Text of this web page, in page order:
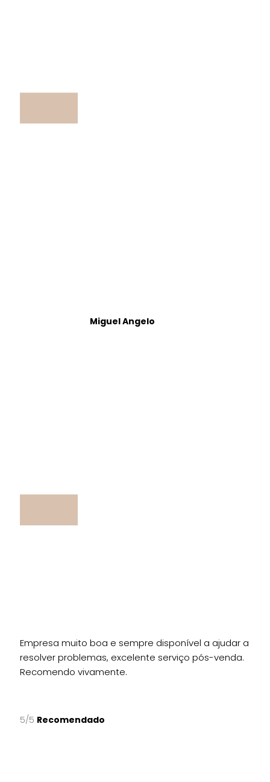
Miguel Angelo
Empresa muito boa e sempre disponível a ajudar a
resolver problemas, excelente serviço pós-venda.
Recomendo vivamente.
5/5 Recomendado